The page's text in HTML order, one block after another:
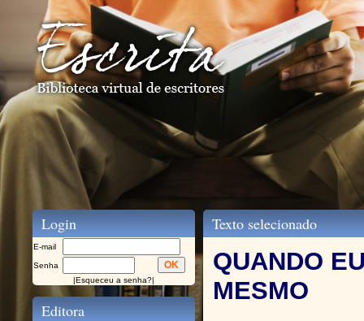
Login
E-mail
Senha
|Esqueceu a senha?|
Editora
Texto selecionado
QUANDO
MESMO